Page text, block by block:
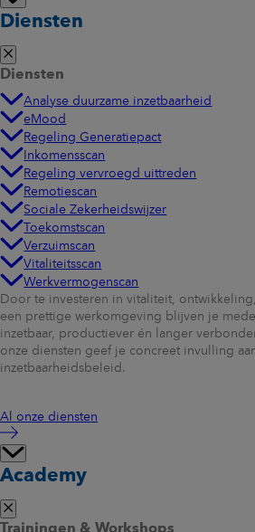
Diensten
Diensten
Analyse duurzame inzetbaarheid
eMood
Regeling Generatiepact
Inkomensscan
Regeling vervroegd uittreden
Remotiescan
Sociale Zekerheidswijzer
Toekomstscan
Verzuimscan
Vitaliteitsscan
Werkvermogenscan
Door te investeren in vitaliteit,
een prettige werkomgeving blijven je
inzetbaar, productiever én langer
onze diensten geef je concreet invulling
inzetbaarheidsbeleid.
Al onze diensten
Academy
Trainingen & Workshops